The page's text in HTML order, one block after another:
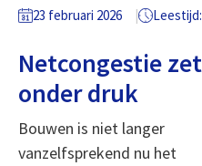
23 februari 2026
Netcongestie
onder druk
Bouwen is niet langer
vanzelfsprekend nu het